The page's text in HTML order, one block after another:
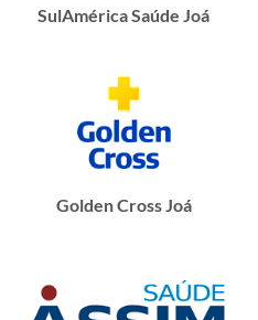
SulAmérica Saúde Joá
Golden Cross Joá